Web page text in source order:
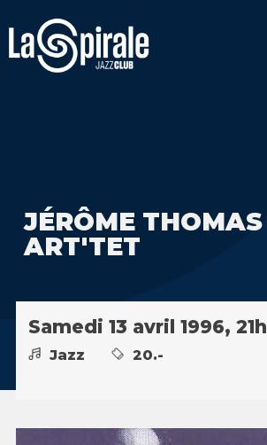
JÉRÔME THOMAS
ART'TET
Samedi 13 avril 1996, 21h
Jazz 20.-